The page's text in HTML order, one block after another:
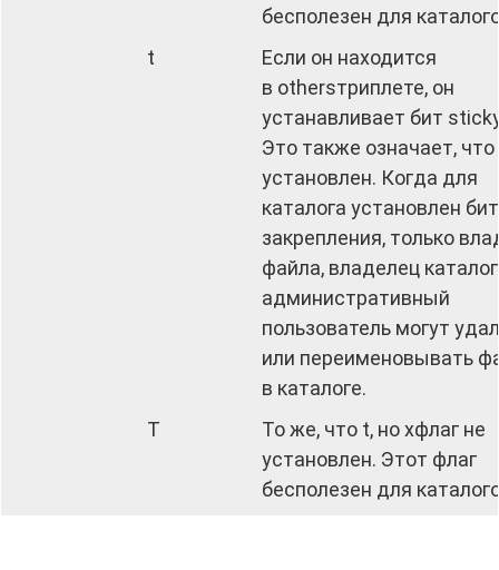
бесполезен для
t
Если он находится
в othersтриплете, он
устанавливает бит
Это также означает,
установлен. Когда для
каталога установлен бит
закрепления, только
файла, владелец
административный
пользователь могут
или переименовывать
в каталоге.
T
То же, что t, но xфлаг не
установлен. Этот флаг
бесполезен для